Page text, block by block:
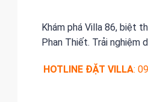
Khám phá Villa 86, biệt
Phan Thiết. Trải nghiệm
HOTLINE ĐẶT VILLA: